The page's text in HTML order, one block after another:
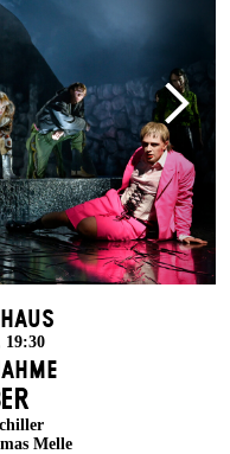
19:30
Melle